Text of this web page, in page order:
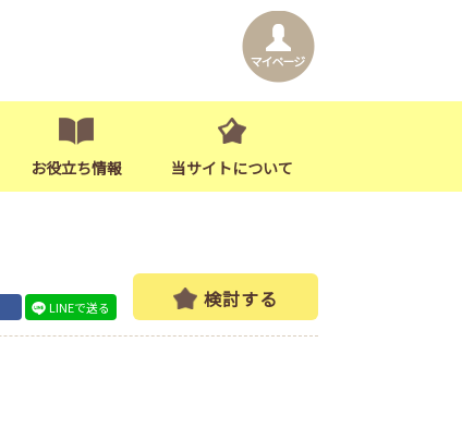
お役立ち情報 当サイトについて
LINEで送る 検討する